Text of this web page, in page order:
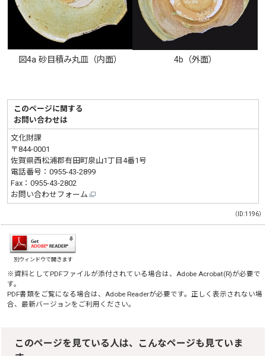
図4a 砂目積み丸皿（内面） 4b（外面）
このページに関する
お問い合わせは
文化財課
〒844-0001
佐賀県西松浦郡有田町泉山1丁目4番1号
電話番号：0955-43-2899
Fax：0955-43-2802
お問い合わせフォーム
（ID:1196）
別ウィンドウで開きます
※資料としてPDFファイルが添付されている場合は、Adobe Acrobat(R)が必要で
す。
PDF書類をご覧になる場合は、Adobe Readerが必要です。正しく表示されない場
合、最新バージョンをご利用ください。
このページを見ている人は、こんなページも見ていま